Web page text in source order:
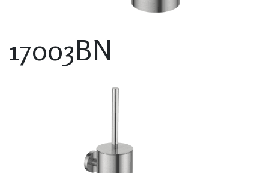
17003BN